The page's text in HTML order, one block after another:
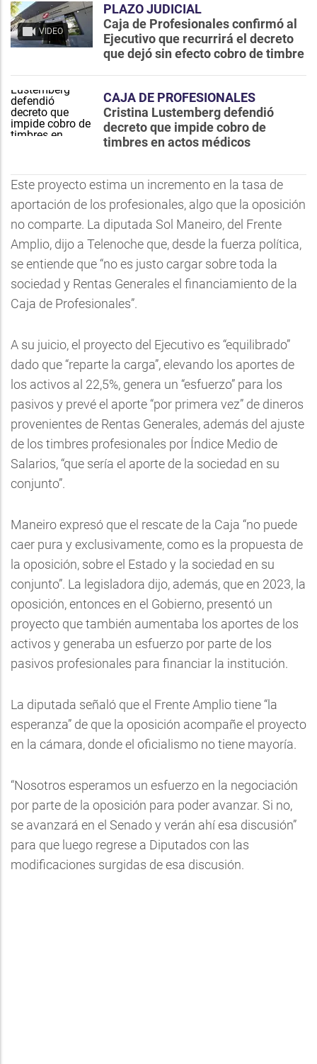
VIDEO
PLAZO JUDICIAL
Caja de Profesionales confirmó al
Ejecutivo que recurrirá el decreto
que dejó sin efecto cobro de timbre
CAJA DE PROFESIONALES
Cristina Lustemberg defendió
decreto que impide cobro de
timbres en actos médicos
Este proyecto estima un incremento en la tasa de
aportación de los profesionales, algo que la oposición
no comparte. La diputada Sol Maneiro, del Frente
Amplio, dijo a Telenoche que, desde la fuerza política,
se entiende que “no es justo cargar sobre toda la
sociedad y Rentas Generales el financiamiento de la
Caja de Profesionales”.
A su juicio, el proyecto del Ejecutivo es “equilibrado”
dado que “reparte la carga”, elevando los aportes de
los activos al 22,5%, genera un “esfuerzo” para los
pasivos y prevé el aporte “por primera vez” de dineros
provenientes de Rentas Generales, además del ajuste
de los timbres profesionales por Índice Medio de
Salarios, “que sería el aporte de la sociedad en su
conjunto”.
Maneiro expresó que el rescate de la Caja “no puede
caer pura y exclusivamente, como es la propuesta de
la oposición, sobre el Estado y la sociedad en su
conjunto”. La legisladora dijo, además, que en 2023, la
oposición, entonces en el Gobierno, presentó un
proyecto que también aumentaba los aportes de los
activos y generaba un esfuerzo por parte de los
pasivos profesionales para financiar la institución.
La diputada señaló que el Frente Amplio tiene “la
esperanza” de que la oposición acompañe el proyecto
en la cámara, donde el oficialismo no tiene mayoría.
“Nosotros esperamos un esfuerzo en la negociación
por parte de la oposición para poder avanzar. Si no,
se avanzará en el Senado y verán ahí esa discusión”
para que luego regrese a Diputados con las
modificaciones surgidas de esa discusión.